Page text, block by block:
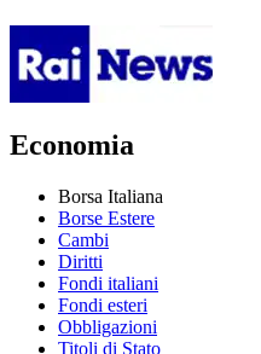
Economia
Borsa Italiana
Borse Estere
Cambi
Diritti
Fondi italiani
Fondi esteri
Obbligazioni
Titoli di Stato